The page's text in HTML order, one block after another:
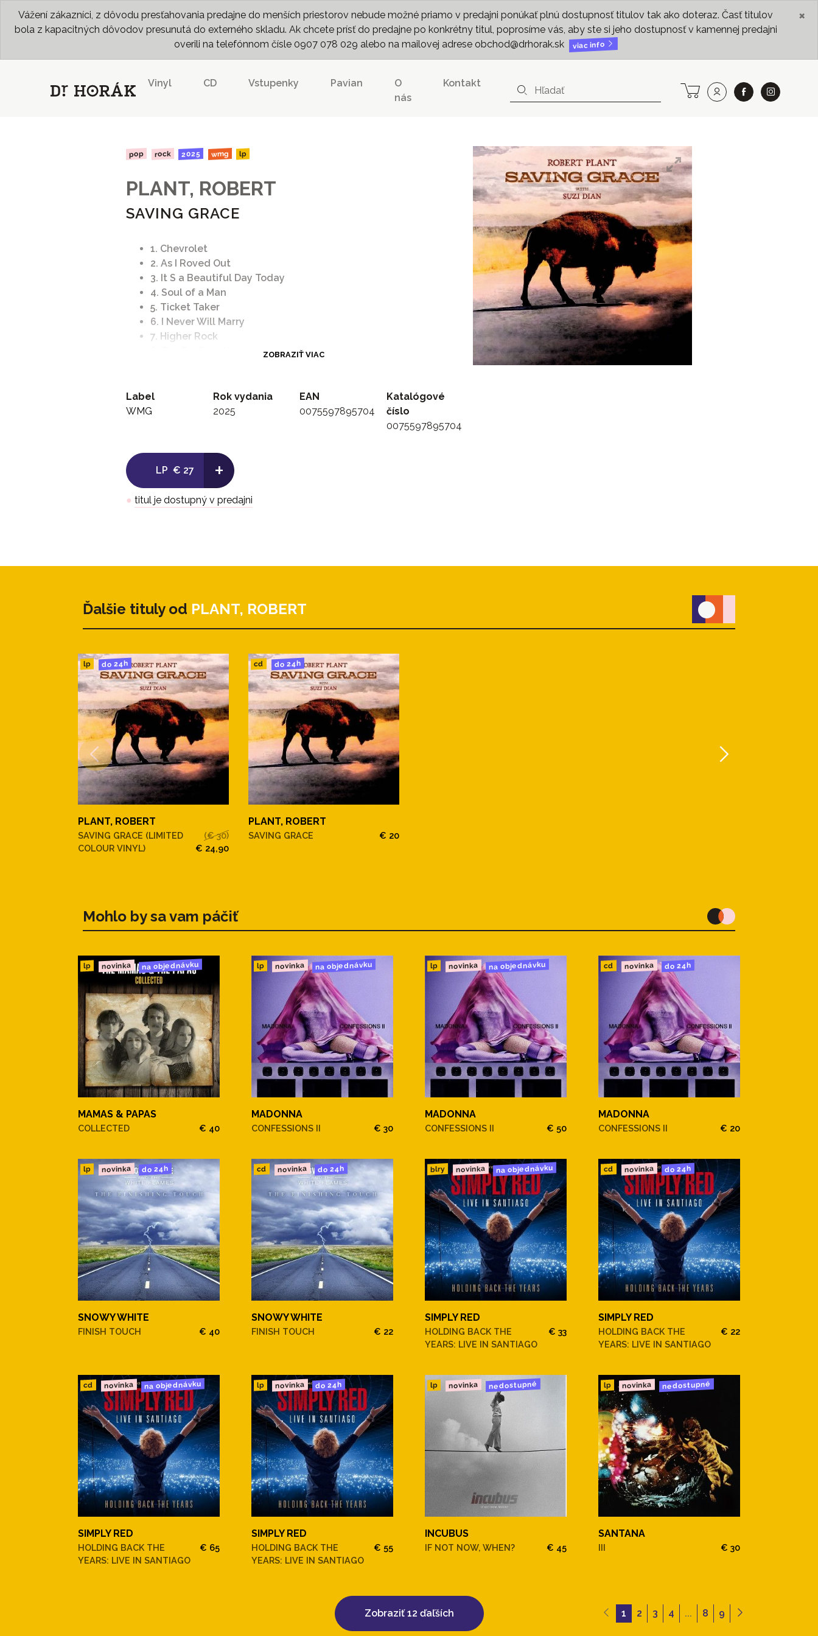
Vážení zákazníci, z dôvodu presťahovania predajne do menších priestorov nebude možné priamo v predajni ponúkať plnú dostupnosť titulov tak ako doteraz. Časť titulov
bola z kapacitných dôvodov presunutá do externého skladu. Ak chcete prísť do predajne po konkrétny titul, poprosíme vás, aby ste si jeho dostupnosť v kamennej predajni
overili na telefónnom čísle 0907 078 029 alebo na mailovej adrese obchod@drhorak.sk
viac info
×
Vinyl CD Vstupenky Pavian
O
nás
Kontakt
pop rock 2025 wmg lp
PLANT, ROBERT
SAVING GRACE
1. Chevrolet
2. As I Roved Out
3. It S a Beautiful Day Today
4. Soul of a Man
5. Ticket Taker
6. I Never Will Marry
7. Higher Rock
ZOBRAZIŤ VIAC
Label
WMG
Rok vydania
2025
EAN
0075597895704
Katalógové
číslo
0075597895704
LP € 27 +
● titul je dostupný v predajni
Ďalšie tituly od PLANT, ROBERT
lp do 24h
PLANT, ROBERT
SAVING GRACE (LIMITED
COLOUR VINYL)
(€ 30)
€ 24,90
cd do 24h
PLANT, ROBERT
SAVING GRACE € 20
Mohlo by sa vam páčiť
lp novinka na objednávku
MAMAS & PAPAS
COLLECTED € 40
lp novinka na objednávku
MADONNA
CONFESSIONS II € 30
lp novinka na objednávku
MADONNA
CONFESSIONS II € 50
cd novinka do 24h
MADONNA
CONFESSIONS II € 20
lp novinka do 24h
SNOWY WHITE
FINISH TOUCH € 40
cd novinka do 24h
SNOWY WHITE
FINISH TOUCH € 22
blry novinka na objednávku
SIMPLY RED
HOLDING BACK THE
YEARS: LIVE IN SANTIAGO
€ 33
cd novinka do 24h
SIMPLY RED
HOLDING BACK THE
YEARS: LIVE IN SANTIAGO
€ 22
cd novinka na objednávku
SIMPLY RED
HOLDING BACK THE
YEARS: LIVE IN SANTIAGO
€ 65
lp novinka do 24h
SIMPLY RED
HOLDING BACK THE
YEARS: LIVE IN SANTIAGO
€ 55
lp novinka nedostupné
INCUBUS
IF NOT NOW, WHEN? € 45
lp novinka nedostupné
SANTANA
III € 30
Zobraziť 12 ďaľších 1 2 3 4 ... 8 9